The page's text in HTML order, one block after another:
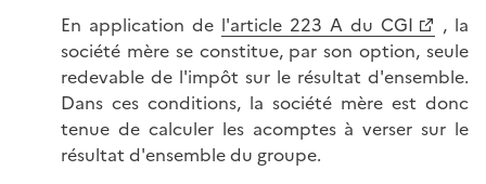
En application de l'article 223 A du CGI
, la
société mère se constitue, par son option, seule
redevable de l'impôt sur le résultat d'ensemble.
Dans ces conditions, la société mère est donc
tenue de calculer les acomptes à verser sur le
résultat d'ensemble du groupe.